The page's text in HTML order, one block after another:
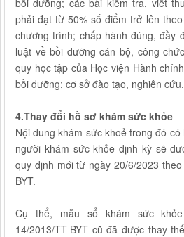
bồi dưỡng; các bài kiểm tra, viết
phải đạt từ 50% số điểm trở lên
chương trình; chấp hành đúng, đầy
luật về bồi dưỡng cán bộ, công
quy học tập của Học viện Hành
bồi dưỡng; cơ sở đào tạo, nghiên cứu.
4.Thay đổi hồ sơ khám sức khỏe
Nội dung khám sức khoẻ trong đó
người khám sức khỏe định kỳ sẽ
quy định mới từ ngày 20/6/2023
BYT.
Cụ thể, mẫu sổ khám sức
14/2013/TT-BYT cũ đã được thay